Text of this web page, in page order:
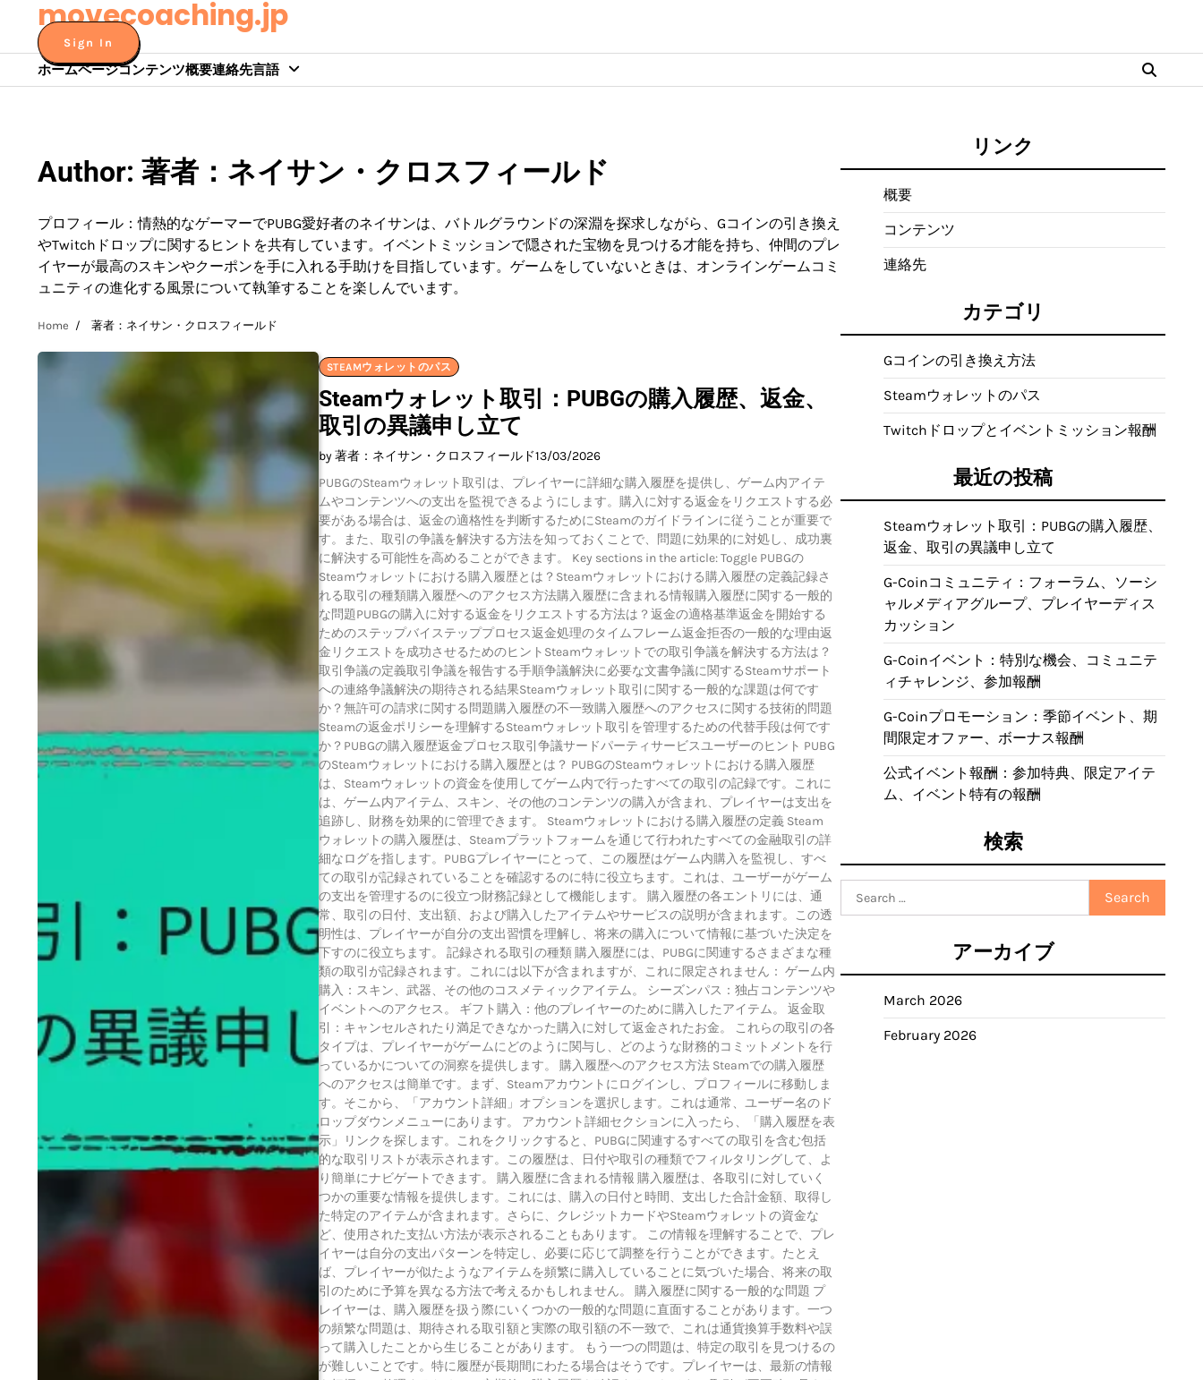
content
movecoaching.jp
Sign In
ホームページコンテンツ概要連絡先言語
Author: 著者：ネイサン・クロスフィールド
プロフィール：情熱的なゲーマーでPUBG愛好者のネイサンは、バトルグラウンドの深淵を探求しながら、Gコインの引き換え
やTwitchドロップに関するヒントを共有しています。イベントミッションで隠された宝物を見つける才能を持ち、仲間のプレ
イヤーが最高のスキンやクーポンを手に入れる手助けを目指しています。ゲームをしていないときは、オンラインゲームコミ
ュニティの進化する風景について執筆することを楽しんでいます。
Home 著者：ネイサン・クロスフィールド
STEAMウォレットのパス
Steamウォレット取引：PUBGの購入履歴、返金、
取引の異議申し立て
by 著者：ネイサン・クロスフィールド13/03/2026
PUBGのSteamウォレット取引は、プレイヤーに詳細な購入履歴を提供し、ゲーム内アイテ
ムやコンテンツへの支出を監視できるようにします。購入に対する返金をリクエストする必
要がある場合は、返金の適格性を判断するためにSteamのガイドラインに従うことが重要で
す。また、取引の争議を解決する方法を知っておくことで、問題に効果的に対処し、成功裏
に解決する可能性を高めることができます。 Key sections in the article: Toggle PUBGの
Steamウォレットにおける購入履歴とは？Steamウォレットにおける購入履歴の定義記録さ
れる取引の種類購入履歴へのアクセス方法購入履歴に含まれる情報購入履歴に関する一般的
な問題PUBGの購入に対する返金をリクエストする方法は？返金の適格基準返金を開始する
ためのステップバイステッププロセス返金処理のタイムフレーム返金拒否の一般的な理由返
金リクエストを成功させるためのヒントSteamウォレットでの取引争議を解決する方法は？
取引争議の定義取引争議を報告する手順争議解決に必要な文書争議に関するSteamサポート
への連絡争議解決の期待される結果Steamウォレット取引に関する一般的な課題は何です
か？無許可の請求に関する問題購入履歴の不一致購入履歴へのアクセスに関する技術的問題
Steamの返金ポリシーを理解するSteamウォレット取引を管理するための代替手段は何です
か？PUBGの購入履歴返金プロセス取引争議サードパーティサービスユーザーのヒント PUBG
のSteamウォレットにおける購入履歴とは？ PUBGのSteamウォレットにおける購入履歴
は、Steamウォレットの資金を使用してゲーム内で行ったすべての取引の記録です。これに
は、ゲーム内アイテム、スキン、その他のコンテンツの購入が含まれ、プレイヤーは支出を
追跡し、財務を効果的に管理できます。 Steamウォレットにおける購入履歴の定義 Steam
ウォレットの購入履歴は、Steamプラットフォームを通じて行われたすべての金融取引の詳
細なログを指します。PUBGプレイヤーにとって、この履歴はゲーム内購入を監視し、すべ
ての取引が記録されていることを確認するのに特に役立ちます。これは、ユーザーがゲーム
の支出を管理するのに役立つ財務記録として機能します。 購入履歴の各エントリには、通
常、取引の日付、支出額、および購入したアイテムやサービスの説明が含まれます。この透
明性は、プレイヤーが自分の支出習慣を理解し、将来の購入について情報に基づいた決定を
下すのに役立ちます。 記録される取引の種類 購入履歴には、PUBGに関連するさまざまな種
類の取引が記録されます。これには以下が含まれますが、これに限定されません： ゲーム内
購入：スキン、武器、その他のコスメティックアイテム。 シーズンパス：独占コンテンツや
イベントへのアクセス。 ギフト購入：他のプレイヤーのために購入したアイテム。 返金取
引：キャンセルされたり満足できなかった購入に対して返金されたお金。 これらの取引の各
タイプは、プレイヤーがゲームにどのように関与し、どのような財務的コミットメントを行
っているかについての洞察を提供します。 購入履歴へのアクセス方法 Steamでの購入履歴
へのアクセスは簡単です。まず、Steamアカウントにログインし、プロフィールに移動しま
す。そこから、「アカウント詳細」オプションを選択します。これは通常、ユーザー名のド
ロップダウンメニューにあります。 アカウント詳細セクションに入ったら、「購入履歴を表
示」リンクを探します。これをクリックすると、PUBGに関連するすべての取引を含む包括
的な取引リストが表示されます。この履歴は、日付や取引の種類でフィルタリングして、よ
り簡単にナビゲートできます。 購入履歴に含まれる情報 購入履歴は、各取引に対していく
つかの重要な情報を提供します。これには、購入の日付と時間、支出した合計金額、取得し
た特定のアイテムが含まれます。さらに、クレジットカードやSteamウォレットの資金な
ど、使用された支払い方法が表示されることもあります。 この情報を理解することで、プレ
イヤーは自分の支出パターンを特定し、必要に応じて調整を行うことができます。たとえ
ば、プレイヤーが似たようなアイテムを頻繁に購入していることに気づいた場合、将来の取
引のために予算を異なる方法で考えるかもしれません。 購入履歴に関する一般的な問題 プ
レイヤーは、購入履歴を扱う際にいくつかの一般的な問題に直面することがあります。一つ
の頻繁な問題は、期待される取引額と実際の取引額の不一致で、これは通貨換算手数料や誤
って購入したことから生じることがあります。 もう一つの問題は、特定の取引を見つけるの
が難しいことです。特に履歴が長期間にわたる場合はそうです。プレイヤーは、最新の情報
リンク
概要
コンテンツ
連絡先
カテゴリ
Gコインの引き換え方法
Steamウォレットのパス
Twitchドロップとイベントミッション報酬
最近の投稿
Steamウォレット取引：PUBGの購入履歴、
返金、取引の異議申し立て
G-Coinコミュニティ：フォーラム、ソーシ
ャルメディアグループ、プレイヤーディス
カッション
G-Coinイベント：特別な機会、コミュニテ
ィチャレンジ、参加報酬
G-Coinプロモーション：季節イベント、期
間限定オファー、ボーナス報酬
公式イベント報酬：参加特典、限定アイテ
ム、イベント特有の報酬
検索
for:
アーカイブ
March 2026
February 2026